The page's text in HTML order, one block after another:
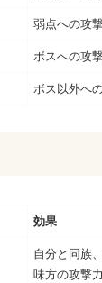
弱点への攻
ボスへの攻
ボス以外へ
効果
自分と同族
味方の攻撃